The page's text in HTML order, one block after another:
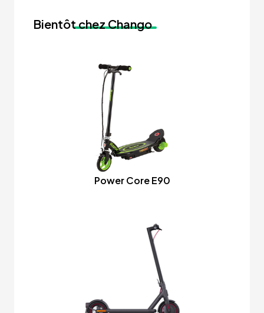
Bientôtchez Chango
Power Core E90